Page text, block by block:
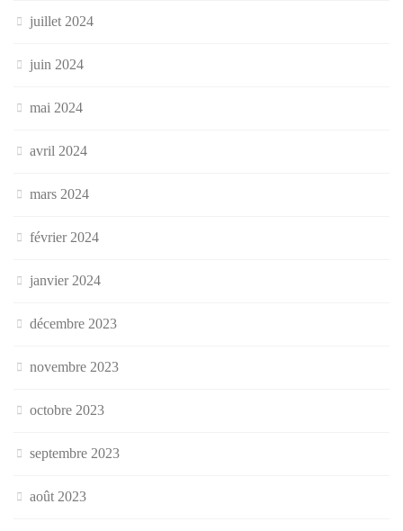
juillet 2024
juin 2024
mai 2024
avril 2024
mars 2024
février 2024
janvier 2024
décembre 2023
novembre 2023
octobre 2023
septembre 2023
août 2023